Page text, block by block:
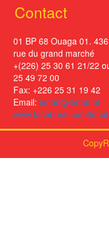
Contact
01 BP 68 Ouaga 01. 436
rue du grand marché
+(226) 25 30 61 21/22
25 49 72 00
Fax: +226 25 31 19 42
Email: lonab@lonab.bf
www.facebook.com/